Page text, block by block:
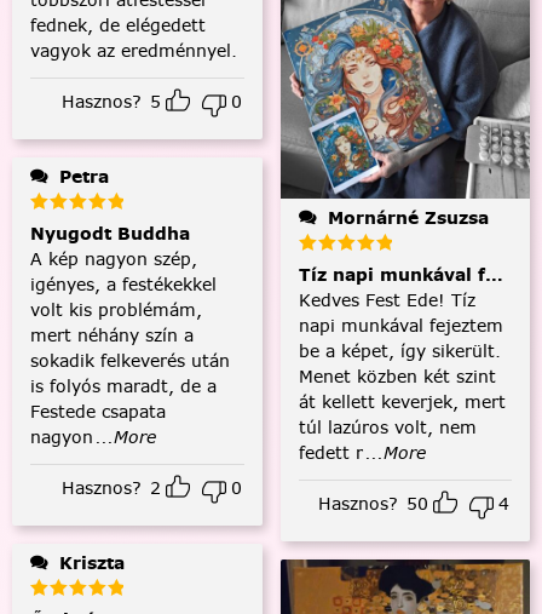
fednek, de elégedett
vagyok az eredménnyel.
Hasznos? 5 0
Petra
Nyugodt Buddha
A kép nagyon szép,
igényes, a festékekkel
volt kis problémám,
mert néhány szín a
sokadik felkeverés után
is folyós maradt, de a
Festede csapata
nagyon ...More
Hasznos? 2 0
Kriszta
Mornárné Zsuzsa
Tíz napi munkával
Kedves Fest Ede! Tíz
napi munkával fejeztem
be a képet, így sikerült.
Menet közben két szint
át kellett keverjek, mert
túl lazúros volt, nem
fedett r...More
Hasznos? 50 4